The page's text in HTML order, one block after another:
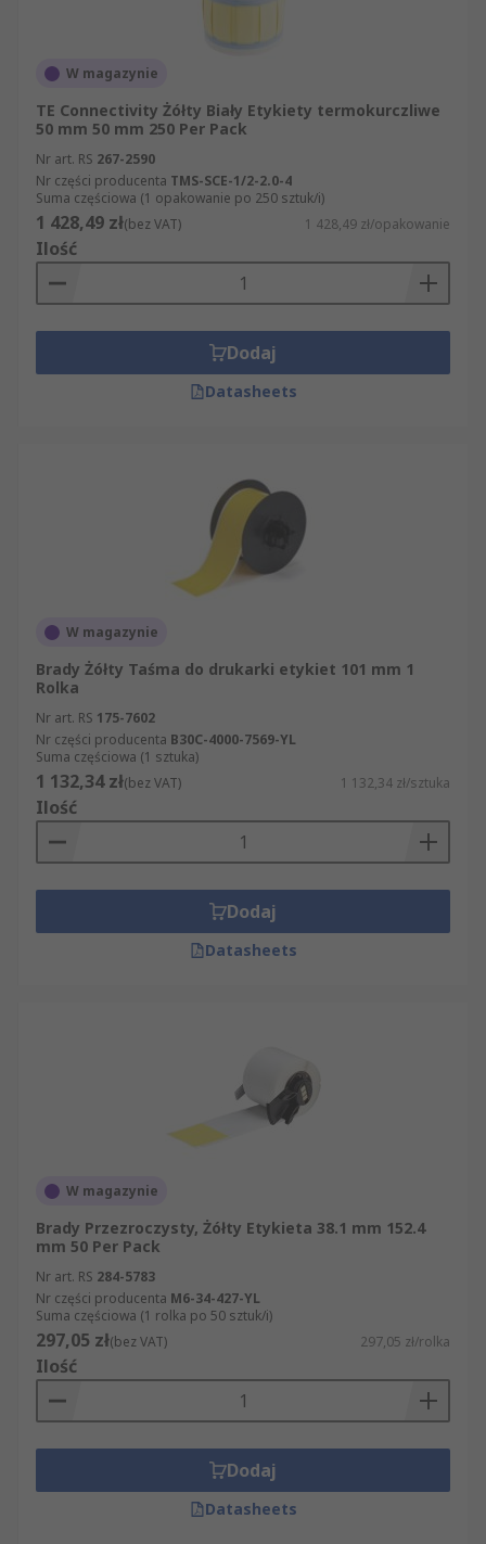
W magazynie
TE Connectivity Żółty Biały Etykiety termokurczliwe
50 mm 50 mm 250 Per Pack
Nr art. RS 267-2590
Nr części producenta TMS-SCE-1/2-2.0-4
Suma częściowa (1 opakowanie po 250 sztuk/i)
1 428,49 zł(bez VAT) 1 428,49 zł/opakowanie
Ilość
Dodaj
Datasheets
W magazynie
Brady Żółty Taśma do drukarki etykiet 101 mm 1
Rolka
Nr art. RS 175-7602
Nr części producenta B30C-4000-7569-YL
Suma częściowa (1 sztuka)
1 132,34 zł(bez VAT) 1 132,34 zł/sztuka
Ilość
Dodaj
Datasheets
W magazynie
Brady Przezroczysty, Żółty Etykieta 38.1 mm 152.4
mm 50 Per Pack
Nr art. RS 284-5783
Nr części producenta M6-34-427-YL
Suma częściowa (1 rolka po 50 sztuk/i)
297,05 zł(bez VAT) 297,05 zł/rolka
Ilość
Dodaj
Datasheets